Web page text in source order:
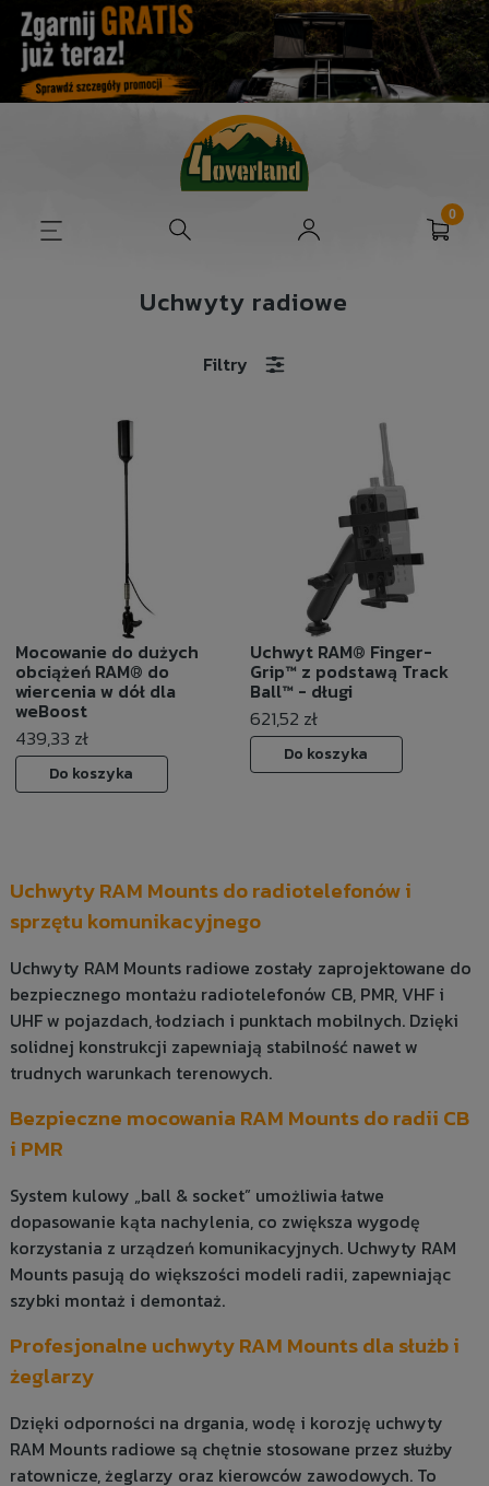
Uchwyty radiowe
Filtry
Mocowanie do dużych
obciążeń RAM® do
wiercenia w dół dla
weBoost
439,33 zł
Do koszyka
Uchwyt RAM® Finger-
Grip™ z podstawą Track
Ball™ - długi
621,52 zł
Do koszyka
Uchwyty RAM Mounts do radiotelefonów i
sprzętu komunikacyjnego
Uchwyty RAM Mounts radiowe zostały zaprojektowane do
bezpiecznego montażu radiotelefonów CB, PMR, VHF i
UHF w pojazdach, łodziach i punktach mobilnych. Dzięki
solidnej konstrukcji zapewniają stabilność nawet w
trudnych warunkach terenowych.
Bezpieczne mocowania RAM Mounts do radii CB
i PMR
System kulowy „ball & socket” umożliwia łatwe
dopasowanie kąta nachylenia, co zwiększa wygodę
korzystania z urządzeń komunikacyjnych. Uchwyty RAM
Mounts pasują do większości modeli radii, zapewniając
szybki montaż i demontaż.
Profesjonalne uchwyty RAM Mounts dla służb i
żeglarzy
Dzięki odporności na drgania, wodę i korozję uchwyty
RAM Mounts radiowe są chętnie stosowane przez służby
ratownicze, żeglarzy oraz kierowców zawodowych. To